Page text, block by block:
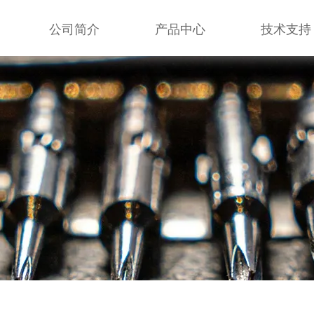
公司简介 产品中心 技术支持